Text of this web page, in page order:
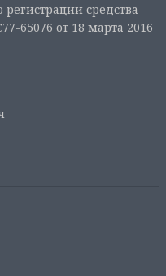
средства
65076 от 18 марта 2016